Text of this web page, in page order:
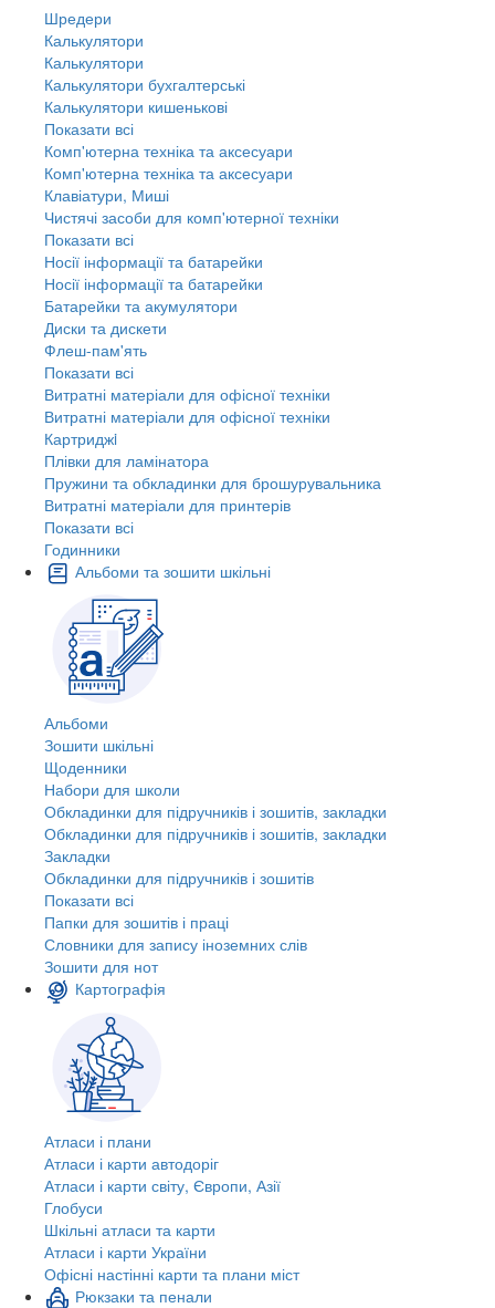
Шредери
Калькулятори
Калькулятори
Калькулятори бухгалтерські
Калькулятори кишенькові
Показати всі
Комп'ютерна техніка та аксесуари
Комп'ютерна техніка та аксесуари
Клавіатури, Миші
Чистячі засоби для комп'ютерної техніки
Показати всі
Носії інформації та батарейки
Носії інформації та батарейки
Батарейки та акумулятори
Диски та дискети
Флеш-пам'ять
Показати всі
Витратні матеріали для офісної техніки
Витратні матеріали для офісної техніки
Картриджi
Плівки для ламінатора
Пружини та обкладинки для брошурувальника
Витратні матеріали для принтерів
Показати всі
Годинники
Альбоми та зошити шкільні
Альбоми
Зошити шкільні
Щоденники
Набори для школи
Обкладинки для підручників і зошитів, закладки
Обкладинки для підручників і зошитів, закладки
Закладки
Обкладинки для підручників і зошитів
Показати всі
Папки для зошитів і праці
Словники для запису іноземних слів
Зошити для нот
Картографія
Атласи і плани
Атласи і карти автодоріг
Атласи і карти світу, Європи, Азії
Глобуси
Шкільні атласи та карти
Атласи і карти України
Офісні настінні карти та плани міст
Рюкзаки та пенали